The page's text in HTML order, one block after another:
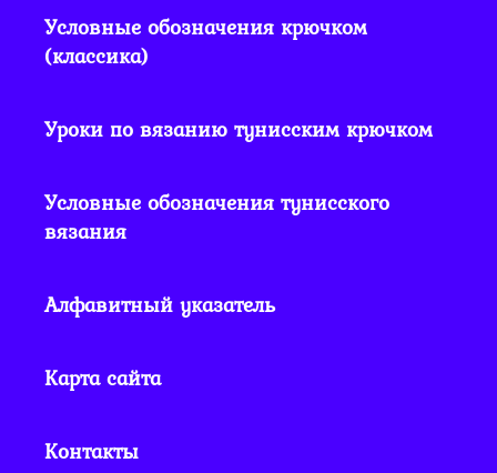
Условные обозначения крючком
(классика)
Уроки по вязанию тунисским крючком
Условные обозначения тунисского
вязания
Алфавитный указатель
Карта сайта
Контакты